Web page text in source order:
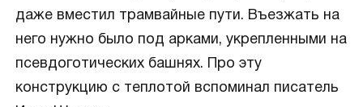
даже вместил трамвайные пути. Въезжать на
него нужно было под арками, укрепленными на
псевдоготических башнях. Про эту
конструкцию с теплотой вспоминал писатель